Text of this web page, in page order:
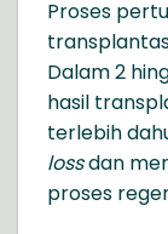
Proses
Dalam 2
hasil
terlebih
lossdan
proses